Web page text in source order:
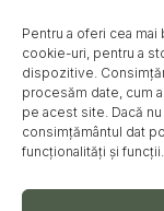
Pentru a oferi cea
cookie-uri, pentru a
dispozitive.
procesăm date, cum
pe acest site. Dacă
consimțământul dat
funcționalități și funcții.
Str.
Mălini, jud.
DIRECTII